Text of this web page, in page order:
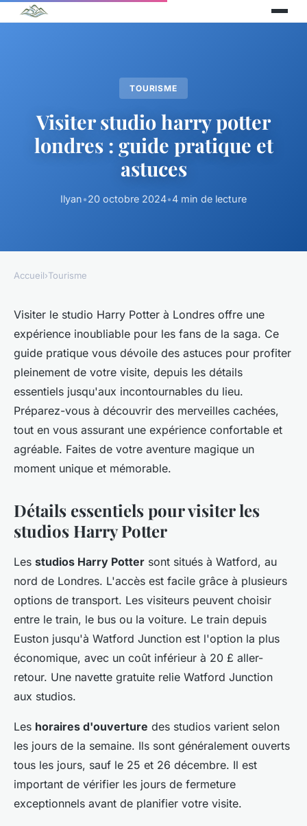
TOURISME
Visiter studio harry potter
londres : guide pratique et
astuces
Ilyan•20 octobre 2024•4 min de lecture
Accueil›Tourisme
Visiter le studio Harry Potter à Londres offre une
expérience inoubliable pour les fans de la saga. Ce
guide pratique vous dévoile des astuces pour profiter
pleinement de votre visite, depuis les détails
essentiels jusqu'aux incontournables du lieu.
Préparez-vous à découvrir des merveilles cachées,
tout en vous assurant une expérience confortable et
agréable. Faites de votre aventure magique un
moment unique et mémorable.
Détails essentiels pour visiter les
studios Harry Potter
Les studios Harry Potter sont situés à Watford, au
nord de Londres. L'accès est facile grâce à plusieurs
options de transport. Les visiteurs peuvent choisir
entre le train, le bus ou la voiture. Le train depuis
Euston jusqu'à Watford Junction est l'option la plus
économique, avec un coût inférieur à 20 £ aller-
retour. Une navette gratuite relie Watford Junction
aux studios.
Les horaires d'ouverture des studios varient selon
les jours de la semaine. Ils sont généralement ouverts
tous les jours, sauf le 25 et 26 décembre. Il est
important de vérifier les jours de fermeture
exceptionnels avant de planifier votre visite.